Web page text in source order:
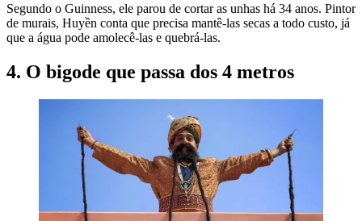
Segundo o Guinness, ele parou de cortar as unhas há 34 anos. Pintor
de murais, Huyền conta que precisa mantê-las secas a todo custo, já
que a água pode amolecê-las e quebrá-las.
4. O bigode que passa dos 4 metros